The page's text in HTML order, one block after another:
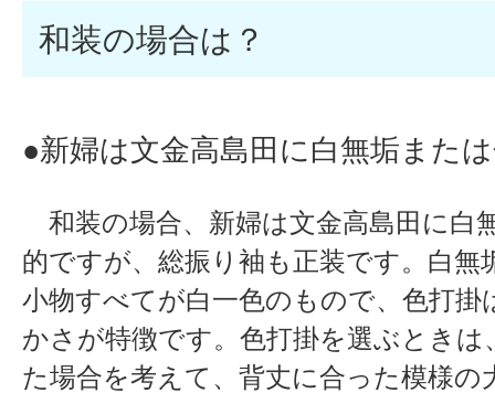
和装の場合は？
●新婦は文金高島田に白無垢また
和装の場合、新婦は文金高島田に白
的ですが、総振り袖も正装です。白無
小物すべてが白一色のもので、色打掛
かさが特徴です。色打掛を選ぶとき
た場合を考えて、背丈に合った模様